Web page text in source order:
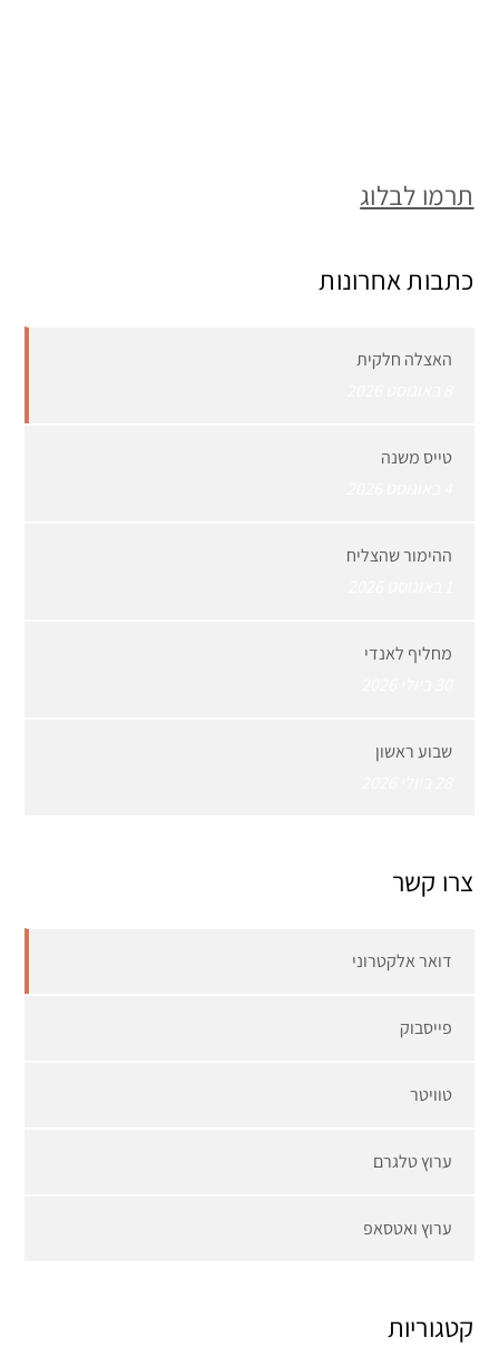
תרמו לבלוג
כתבות אחרונות
האצלה חלקית
טייס משנה
ההימור שהצליח
מחליף לאנדי
שבוע ראשון
צרו קשר
דואר אלקטרוני
פייסבוק
טוויטר
ערוץ טלגרם
ערוץ ואטסאפ
קטגוריות